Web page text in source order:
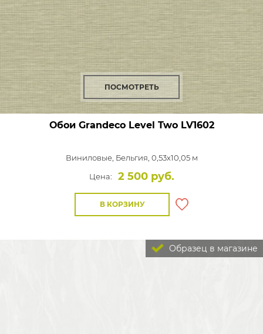
ПОСМОТРЕТЬ
Обои Grandeco Level TwoLV1602
Виниловые, Бельгия, 0,53x10,05 м
Цена:
2 500 руб.
В КОРЗИНУ
Образец в магазине